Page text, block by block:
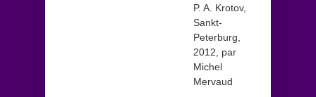
P. A. Krotov,
Sankt-
Peterburg,
2012, par
Michel
Mervaud